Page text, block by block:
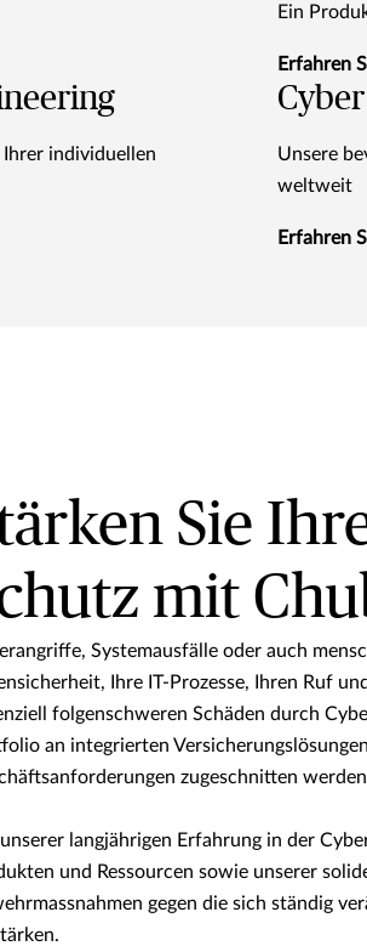
Ein
Erfahren
Ihrer individuellen
Unsere
weltweit
Erfahren
Sie
mit
Systemausfälle oder auch
Ihre IT-Prozesse, Ihren Ruf
folgenschweren Schäden durch
an integrierten
zugeschnitten
langjährigen Erfahrung in der
und Ressourcen sowie unserer
gegen die sich ständig